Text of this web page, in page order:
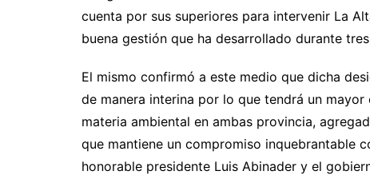
cuenta por sus superiores para intervenir La
buena gestión que ha desarrollado durante
El mismo confirmó a este medio que dicha
de manera interina por lo que tendrá un mayor
materia ambiental en ambas provincia,
que mantiene un compromiso inquebrantable
honorable presidente Luis Abinader y el